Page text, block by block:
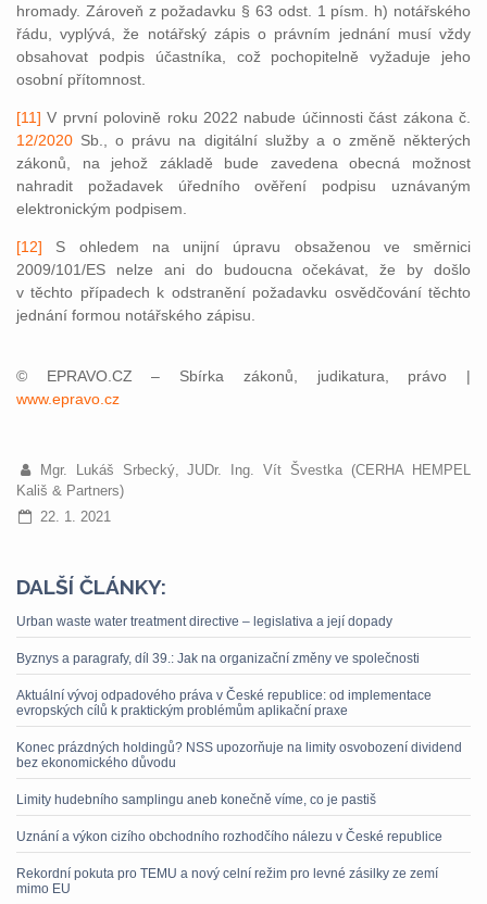
hromady. Zároveň z požadavku § 63 odst. 1 písm. h) notářského
řádu, vyplývá, že notářský zápis o právním jednání musí vždy
obsahovat podpis účastníka, což pochopitelně vyžaduje jeho
osobní přítomnost.
[11] V první polovině roku 2022 nabude účinnosti část zákona č.
12/2020 Sb., o právu na digitální služby a o změně některých
zákonů, na jehož základě bude zavedena obecná možnost
nahradit požadavek úředního ověření podpisu uznávaným
elektronickým podpisem.
[12] S ohledem na unijní úpravu obsaženou ve směrnici
2009/101/ES nelze ani do budoucna očekávat, že by došlo
v těchto případech k odstranění požadavku osvědčování těchto
jednání formou notářského zápisu.
© EPRAVO.CZ – Sbírka zákonů, judikatura, právo |
www.epravo.cz
Mgr. Lukáš Srbecký, JUDr. Ing. Vít Švestka (CERHA HEMPEL
Kališ & Partners)
22. 1. 2021
DALŠÍ ČLÁNKY:
Urban waste water treatment directive – legislativa a její dopady
Byznys a paragrafy, díl 39.: Jak na organizační změny ve společnosti
Aktuální vývoj odpadového práva v České republice: od implementace
evropských cílů k praktickým problémům aplikační praxe
Konec prázdných holdingů? NSS upozorňuje na limity osvobození dividend
bez ekonomického důvodu
Limity hudebního samplingu aneb konečně víme, co je pastiš
Uznání a výkon cizího obchodního rozhodčího nálezu v České republice
Rekordní pokuta pro TEMU a nový celní režim pro levné zásilky ze zemí
mimo EU